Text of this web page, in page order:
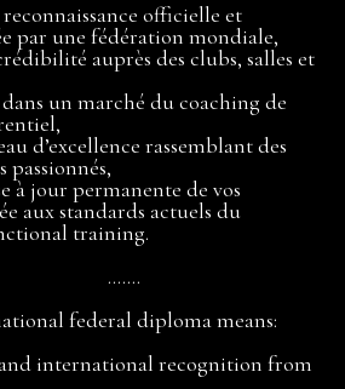
officielle et
par une fédération mondiale,
auprès des clubs, salles et
un marché du coaching de
d’excellence rassemblant des
passionnés,
à jour permanente de vos
aux standards actuels du
training.
federal diploma means:
international recognition from